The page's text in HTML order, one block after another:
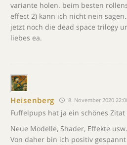
variante holen. beim besten
effect 2) kann ich nicht nein
jetzt noch die dead space trilogy
liebes ea.
Heisenberg 8. November 2020
Fuffelpups hat ja ein schönes Zitat
Neue Modelle, Shader, Effekte usw.
Von daher bin ich positiv gespannt